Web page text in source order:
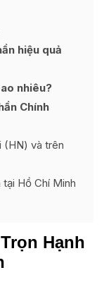
hiệu quả
nhiêu?
Chính
(HN) và trên
Hồ Chí Minh
Hạnh